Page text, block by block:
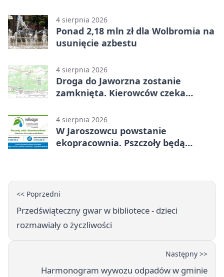
4 sierpnia 2026
Ponad 2,18 mln zł dla Wolbromia na
usunięcie azbestu
4 sierpnia 2026
Droga do Jaworzna zostanie
zamknięta. Kierowców czeka
4 sierpnia 2026
W Jaroszowcu powstanie
ekopracownia. Pszczoły będą
<< Poprzedni
Przedświąteczny gwar w bibliotece - dzieci
rozmawiały o życzliwości
Następny >>
Harmonogram wywozu odpadów w gminie